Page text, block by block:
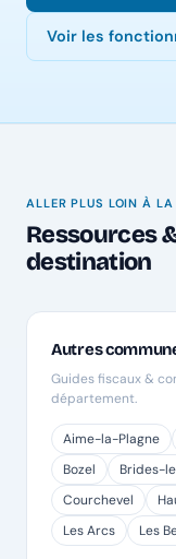
Voir les
ALLER PLUS LOIN À
Ressources
destination
Autres
Guides fiscaux &
département.
Aime-la-Plagne
Bozel
Brides-
Courchevel
Les Arcs
Les